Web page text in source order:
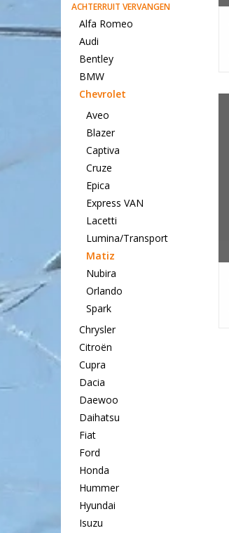
ACHTERRUIT VERVANGEN
Alfa Romeo
Audi
Bentley
BMW
Chevrolet
Aveo
Blazer
Captiva
Cruze
Epica
Express VAN
Lacetti
Lumina/Transport
Matiz
Nubira
Orlando
Spark
Chrysler
Citroën
Cupra
Dacia
Daewoo
Daihatsu
Fiat
Ford
Honda
Hummer
Hyundai
Isuzu